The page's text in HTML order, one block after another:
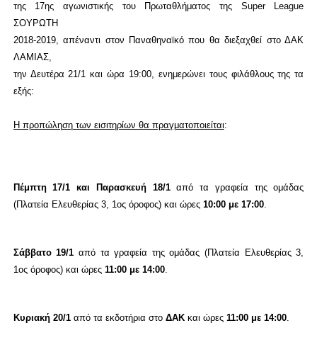
της 17ης αγωνιστικής του Πρωταθλήματος της Super League
ΣΟΥΡΩΤΗ
2018-2019, απέναντι στον Παναθηναϊκό που θα διεξαχθεί στο ΔΑΚ
ΛΑΜΙΑΣ,
την Δευτέρα 21/1 και ώρα 19:00, ενημερώνει τους φιλάθλους της τα
εξής:
Η προπώληση των εισιτηρίων θα πραγματοποιείται:
Πέμπτη 17/1 και Παρασκευή 18/1από τα γραφεία της ομάδας
(Πλατεία Ελευθερίας 3, 1ος όροφος) και ώρες 10:00 με 17:00.
Σάββατο 19/1 από τα γραφεία της ομάδας (Πλατεία Ελευθερίας 3,
1ος όροφος) και ώρες 11:00 με 14:00.
Κυριακή 20/1από τα εκδοτήρια στο ΔΑΚκαι ώρες 11:00 με 14:00.